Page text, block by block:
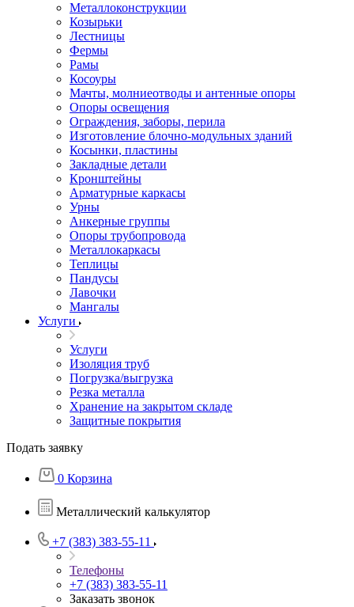
Металлоконструкции
Козырьки
Лестницы
Фермы
Рамы
Косоуры
Мачты, молниеотводы и антенные опоры
Опоры освещения
Ограждения, заборы, перила
Изготовление блочно-модульных зданий
Косынки, пластины
Закладные детали
Кронштейны
Арматурные каркасы
Урны
Анкерные группы
Опоры трубопровода
Металлокаркасы
Теплицы
Пандусы
Лавочки
Мангалы
Услуги
Услуги
Изоляция труб
Погрузка/выгрузка
Резка металла
Хранение на закрытом складе
Защитные покрытия
Подать заявку
0 Корзина
Металлический калькулятор
+7 (383) 383-55-11
Телефоны
+7 (383) 383-55-11
Заказать звонок